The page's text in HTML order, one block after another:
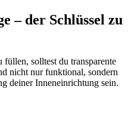
– der Schlüssel zu
solltest du transparente
nicht nur funktional, sondern
deiner Inneneinrichtung sein.